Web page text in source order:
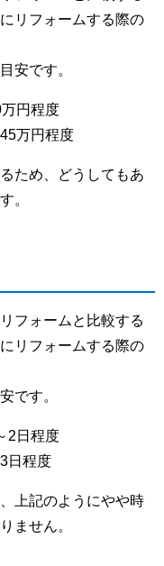
リフォームする際の
安です。
万円程度
万円程度
ため、どうしてもあ
。
フォームと比較する
リフォームする際の
です。
2日程度
日程度
上記のようにやや時
ません。